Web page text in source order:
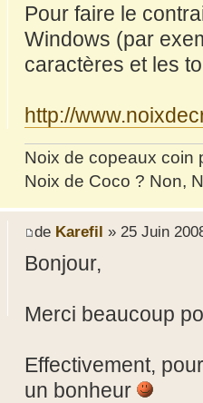
Pour faire le
Windows (par
caractères et les
http://
Noix de copeaux coin
Noix de Coco ? Non,
de Karefil » 25 Juin
Bonjour,
Merci beaucoup
Effectivement,
un bonheur